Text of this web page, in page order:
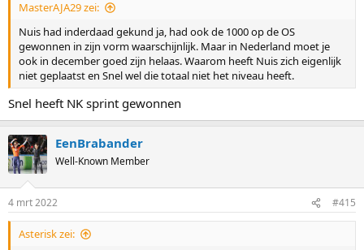
MasterAJA29 zei:
Nuis had inderdaad gekund ja, had ook de 1000 op de OS
gewonnen in zijn vorm waarschijnlijk. Maar in Nederland moet je
ook in december goed zijn helaas. Waarom heeft Nuis zich eigenlijk
niet geplaatst en Snel wel die totaal niet het niveau heeft.
Snel heeft NK sprint gewonnen
EenBrabander
Well-Known Member
4 mrt 2022 #415
Asterisk zei: